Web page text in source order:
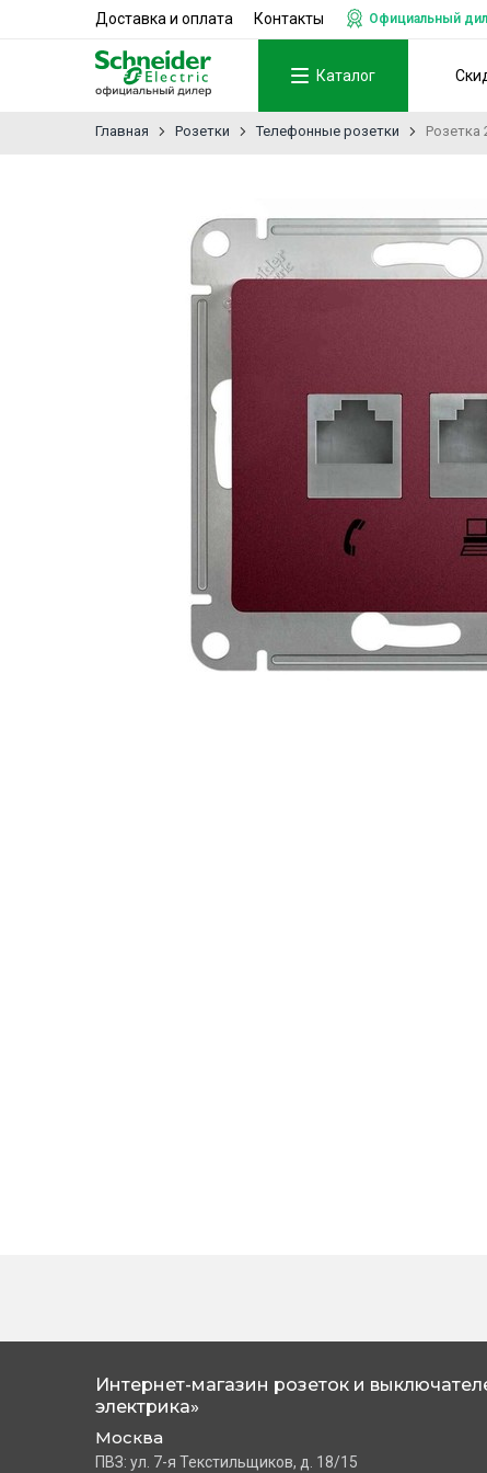
Доставка и оплата Контакты Официальный
Каталог
Главная Розетки Телефонные розетки Розетка
Интернет-магазин розеток и
электрика»
Москва
ПВЗ: ул. 7-я Текстильщиков, д. 18/15